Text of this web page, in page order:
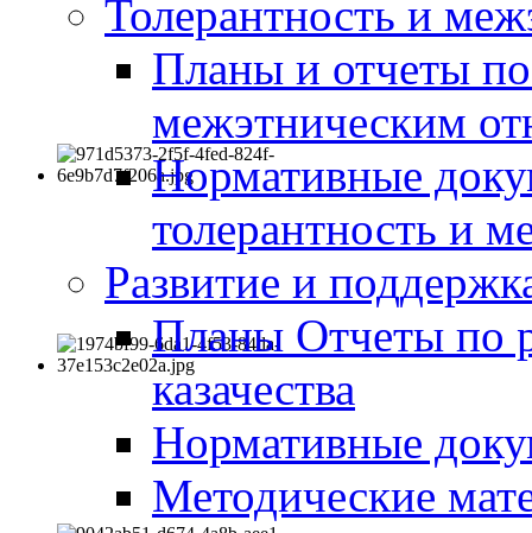
Толерантность и
Планы и отчеты
межэтническим
Нормативные
толерантность и
Развитие и
Планы Отчеты по
казачества
Нормативные
Методические